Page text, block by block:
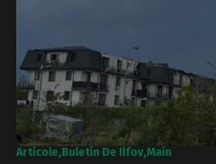
Articole Buletin De Ilfov Main